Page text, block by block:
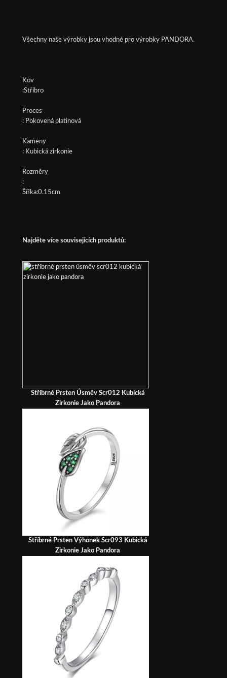
Všechny naše výrobky jsou vhodné pro výrobky PANDORA.
Kov
:Stříbro
Proces
: Pokovená platinová
Kameny
: Kubická zirkonie
Rozměry
:
Šířka:0.15cm
Najděte více souvisejících produktů:
Stříbrné Prsten Úsměv Scr012 Kubická
Zirkonie Jako Pandora
Stříbrné Prsten Výhonek Scr093 Kubická
Zirkonie Jako Pandora